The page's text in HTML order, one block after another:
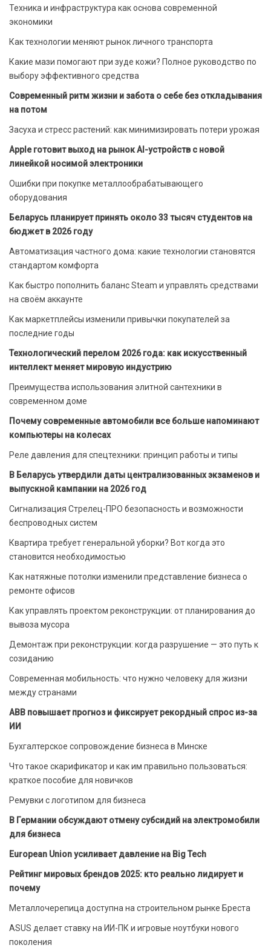
Техника и инфраструктура как основа современной
экономики
Как технологии меняют рынок личного транспорта
Какие мази помогают при зуде кожи? Полное руководство по
выбору эффективного средства
Современный ритм жизни и забота о себе без откладывания
на потом
Засуха и стресс растений: как минимизировать потери урожая
Apple готовит выход на рынок AI-устройств с новой
линейкой носимой электроники
Ошибки при покупке металлообрабатывающего
оборудования
Беларусь планирует принять около 33 тысяч студентов на
бюджет в 2026 году
Автоматизация частного дома: какие технологии становятся
стандартом комфорта
Как быстро пополнить баланс Steam и управлять средствами
на своём аккаунте
Как маркетплейсы изменили привычки покупателей за
последние годы
Технологический перелом 2026 года: как искусственный
интеллект меняет мировую индустрию
Преимущества использования элитной сантехники в
современном доме
Почему современные автомобили все больше напоминают
компьютеры на колесах
Реле давления для спецтехники: принцип работы и типы
В Беларусь утвердили даты централизованных экзаменов и
выпускной кампании на 2026 год
Сигнализация Стрелец-ПРО безопасность и возможности
беспроводных систем
Квартира требует генеральной уборки? Вот когда это
становится необходимостью
Как натяжные потолки изменили представление бизнеса о
ремонте офисов
Как управлять проектом реконструкции: от планирования до
вывоза мусора
Демонтаж при реконструкции: когда разрушение — это путь к
созиданию
Современная мобильность: что нужно человеку для жизни
между странами
ABB повышает прогноз и фиксирует рекордный спрос из-за
ИИ
Бухгалтерское сопровождение бизнеса в Минске
Что такое скарификатор и как им правильно пользоваться:
краткое пособие для новичков
Ремувки с логотипом для бизнеса
В Германии обсуждают отмену субсидий на электромобили
для бизнеса
European Union усиливает давление на Big Tech
Рейтинг мировых брендов 2025: кто реально лидирует и
почему
Металлочерепица доступна на строительном рынке Бреста
ASUS делает ставку на ИИ-ПК и игровые ноутбуки нового
поколения